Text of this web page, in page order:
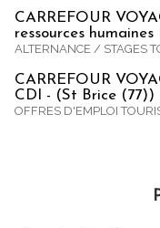
CARREFOUR
ressources
ALTERNANCE / STAGES
CARREFOUR
CDI - (St Brice (77))
OFFRES D'EMPLOI